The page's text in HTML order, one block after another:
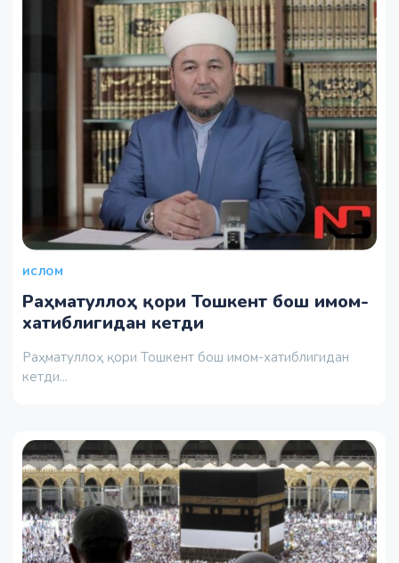
ИСЛОМ
Раҳматуллоҳ қори Тошкент бош имом-
хатиблигидан кетди
Раҳматуллоҳ қори Тошкент бош имом-хатиблигидан
кетди...